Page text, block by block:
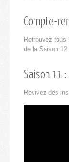
Compte-
Retrouvez tous
de la Saison 12
Saison 11
Revivez des